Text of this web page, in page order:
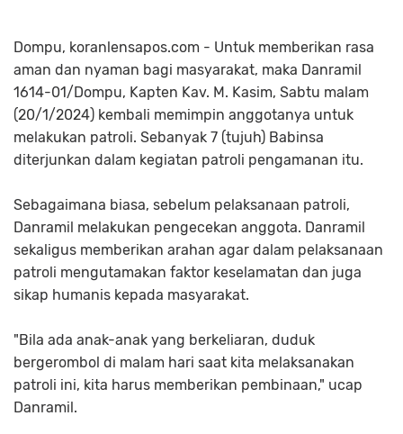
Dompu, koranlensapos.com - Untuk memberikan rasa
aman dan nyaman bagi masyarakat, maka Danramil
1614-01/Dompu, Kapten Kav. M. Kasim, Sabtu malam
(20/1/2024) kembali memimpin anggotanya untuk
melakukan patroli. Sebanyak 7 (tujuh) Babinsa
diterjunkan dalam kegiatan patroli pengamanan itu.
Sebagaimana biasa, sebelum pelaksanaan patroli,
Danramil melakukan pengecekan anggota. Danramil
sekaligus memberikan arahan agar dalam pelaksanaan
patroli mengutamakan faktor keselamatan dan juga
sikap humanis kepada masyarakat.
"Bila ada anak-anak yang berkeliaran, duduk
bergerombol di malam hari saat kita melaksanakan
patroli ini, kita harus memberikan pembinaan," ucap
Danramil.